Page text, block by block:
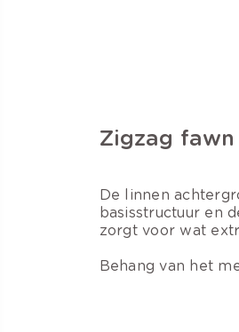
Zigzag fawn
De linnen
basisstructuur en
zorgt voor wat
Behang van het